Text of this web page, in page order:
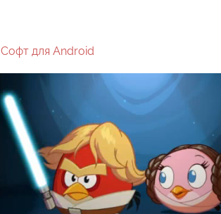
Софт для Android